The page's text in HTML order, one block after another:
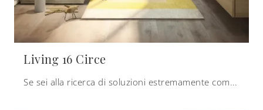
Living 16 Circe
Se sei alla ricerca di soluzioni estremamente compatte o trasformabili, clicca e scopri di più sui letti a scomparsa Clei in laccato opaco.